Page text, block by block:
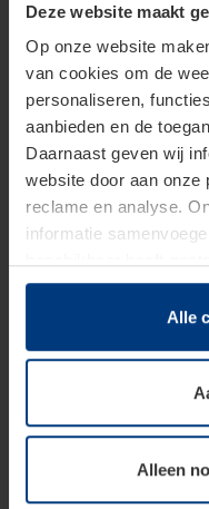
Deze website maakt
Op onze website
van cookies om de
personaliseren,
aanbieden en de
Daarnaast geven wij
website door aan onze
reclame en analyse.
informatie
hun diensten hebben
Juridisch hebben wij
van deze pagina's
soorten cookies is uw
toestemming kunt u
wijzigen of herroepen.
Alle
Alleen